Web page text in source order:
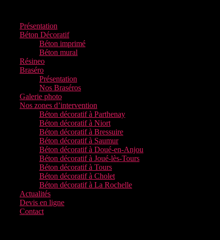
Présentation
Béton Décoratif
Béton imprimé
Béton mural
Résineo
Braséro
Présentation
Nos Braséros
Galerie photo
Nos zones d’intervention
Béton décoratif à Parthenay
Béton décoratif à Niort
Béton décoratif à Bressuire
Béton décoratif à Saumur
Béton décoratif à Doué-en-Anjou
Béton décoratif à Joué-lès-Tours
Béton décoratif à Tours
Béton décoratif à Cholet
Béton décoratif à La Rochelle
Actualités
Devis en ligne
Contact